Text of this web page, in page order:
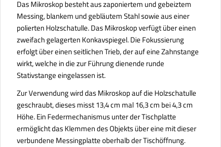
Das Mikroskop besteht aus zaponiertem und gebeiztem
Messing, blankem und gebläutem Stahl sowie aus einer
polierten Holzschatulle. Das Mikroskop verfügt über einen
zweifach gelagerten Konkavspiegel. Die Fokussierung
erfolgt über einen seitlichen Trieb, der auf eine Zahnstange
wirkt, welche in die zur Führung dienende runde
Stativstange eingelassen ist.
Zur Verwendung wird das Mikroskop auf die Holzschatulle
geschraubt, dieses misst 13,4 cm mal 16,3 cm bei 4,3 cm
Höhe. Ein Federmechanismus unter der Tischplatte
ermöglicht das Klemmen des Objekts über eine mit dieser
verbundene Messingplatte oberhalb der Tischöffnung.